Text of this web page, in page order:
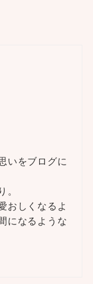
いをブログに
おしくなるよ
になるような